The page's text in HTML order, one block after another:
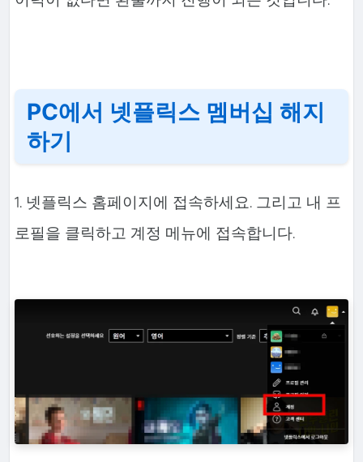
PC에서 넷플릭스 멤버십 해지
하기
1. 넷플릭스 홈페이지에 접속하세요. 그리고 내 프
로필을 클릭하고 계정 메뉴에 접속합니다.